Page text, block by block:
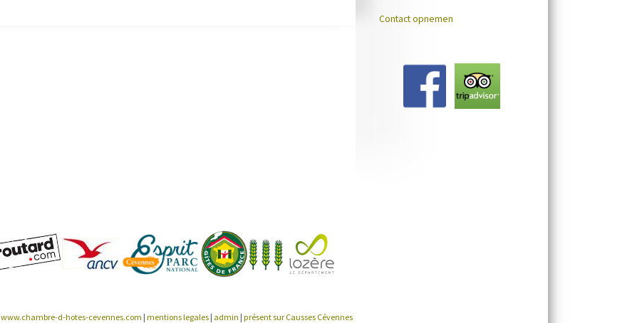
Contact opnemen
www.chambre-d-hotes-cevennes.com | mentions legales | admin | présent sur Causses Cévennes